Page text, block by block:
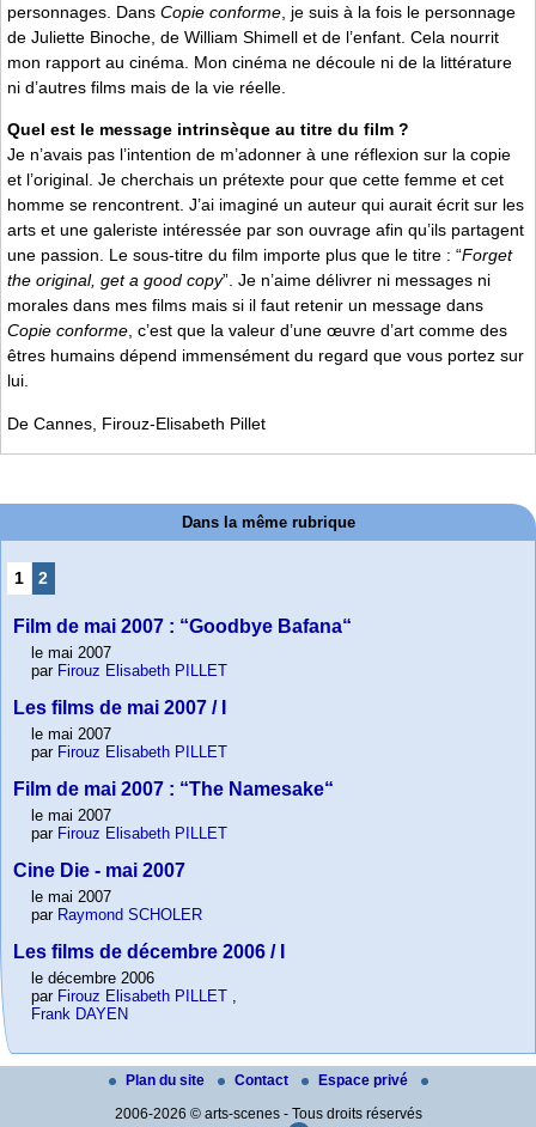
personnages. Dans Copie conforme , je suis à la fois le personnage
de Juliette Binoche, de William Shimell et de l’enfant. Cela nourrit
mon rapport au cinéma. Mon cinéma ne découle ni de la littérature
ni d’autres films mais de la vie réelle.
Quel est le message intrinsèque au titre du film ?
Je n’avais pas l’intention de m’adonner à une réflexion sur la copie
et l’original. Je cherchais un prétexte pour que cette femme et cet
homme se rencontrent. J’ai imaginé un auteur qui aurait écrit sur les
arts et une galeriste intéressée par son ouvrage afin qu’ils partagent
une passion. Le sous-titre du film importe plus que le titre : “Forget
the original, get a good copy”. Je n’aime délivrer ni messages ni
morales dans mes films mais si il faut retenir un message dans
Copie conforme, c’est que la valeur d’une œuvre d’art comme des
êtres humains dépend immensément du regard que vous portez sur
lui.
De Cannes, Firouz-Elisabeth Pillet
Dans la même rubrique
1 2
Film de mai 2007 : “Goodbye Bafana“
le mai 2007
par Firouz Elisabeth PILLET
Les films de mai 2007 / I
le mai 2007
par Firouz Elisabeth PILLET
Film de mai 2007 : “The Namesake“
le mai 2007
par Firouz Elisabeth PILLET
Cine Die - mai 2007
le mai 2007
par Raymond SCHOLER
Les films de décembre 2006 / I
le décembre 2006
par Firouz Elisabeth PILLET ,
Frank DAYEN
Plan du site Contact
Espace privé
2006-2026 © arts-scenes - Tous droits réservés